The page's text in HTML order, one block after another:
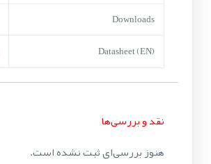
Downloads
Datasheet (EN)
نقد و بررسی‌ها
هنوز بررسی‌ای ثبت نشده است.